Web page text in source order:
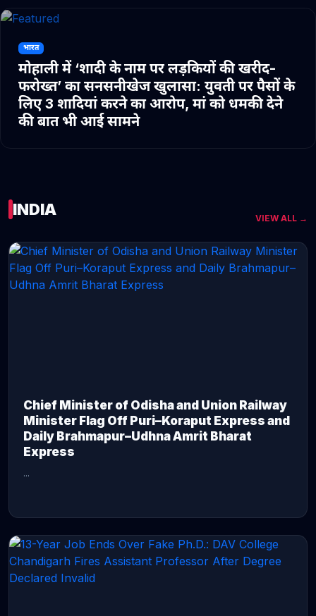
भारत
मोहाली में ‘शादी के नाम पर लड़कियों की खरीद-
फरोख्त’ का सनसनीखेज खुलासा: युवती पर पैसों के
लिए 3 शादियां करने का आरोप, मां को धमकी देने
की बात भी आई सामने
INDIA VIEW ALL →
Chief Minister of Odisha and Union Railway
Minister Flag Off Puri–Koraput Express and
Daily Brahmapur–Udhna Amrit Bharat
Express
...